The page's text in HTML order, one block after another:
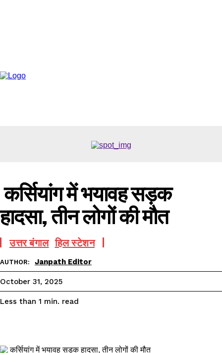
कर्सियांग में भयावह सड़क
हादसा, तीन लोगों की मौत
उत्तर बंगाल हिल स्टेशन
AUTHOR: Janpath Editor
October 31, 2025
Less than 1 min. read